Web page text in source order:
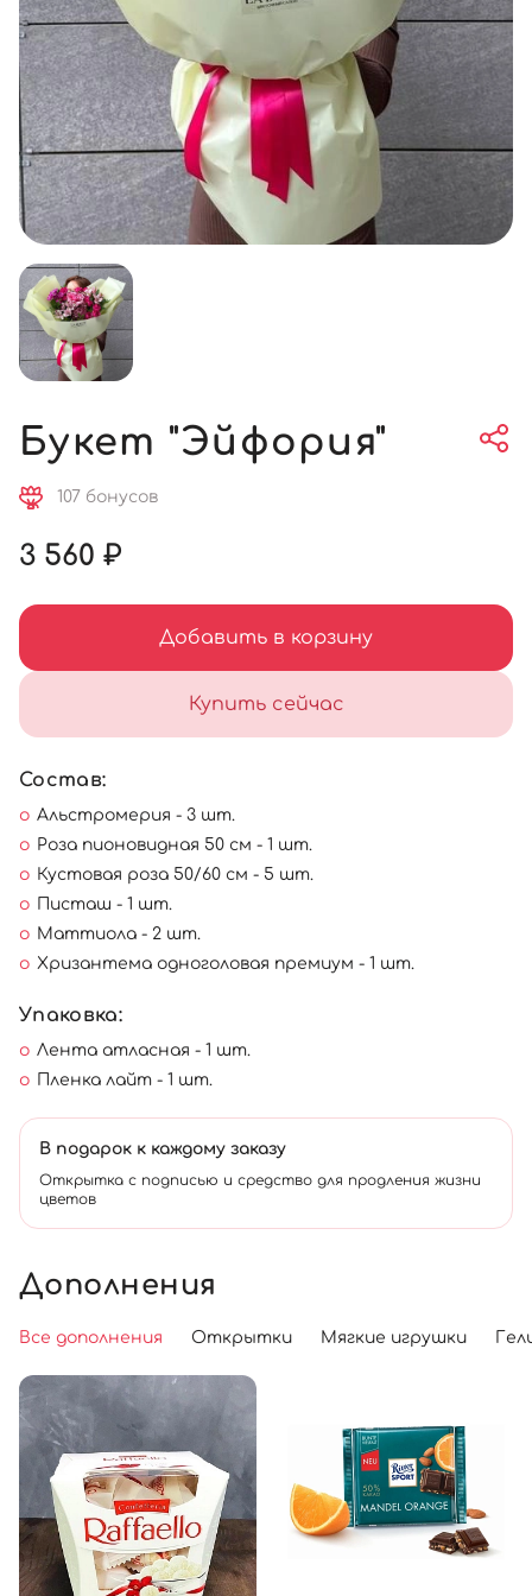
Букет "Эйфория"
107 бонусов
3 560 ₽
Добавить в корзину
Купить сейчас
Состав:
Альстромерия - 3 шт.
Роза пионовидная 50 см - 1 шт.
Кустовая роза 50/60 см - 5 шт.
Писташ - 1 шт.
Маттиола - 2 шт.
Хризантема одноголовая премиум - 1 шт.
Упаковка:
Лента атласная - 1 шт.
Пленка лайт - 1 шт.
В подарок к каждому заказу
Открытка с подписью и средство для продления жизни
цветов
Дополнения
Все дополнения Открытки Мягкие игрушки